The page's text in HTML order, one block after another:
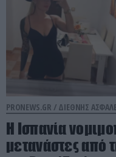
PRONEWS.GR / ΔΙΕΘΝΗΣ
Η Ισπανία
μετανάστες από